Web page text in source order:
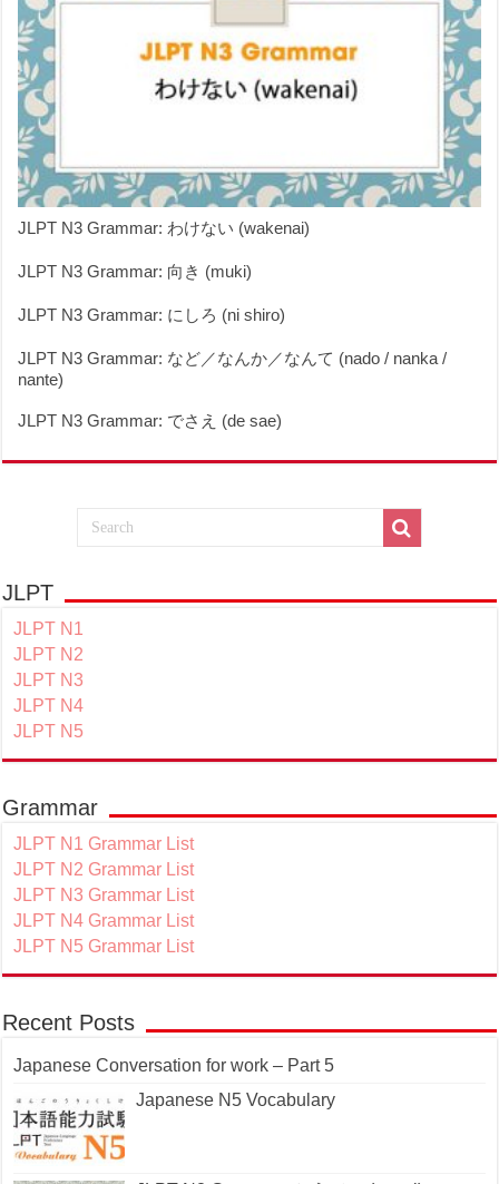
JLPT N3 Grammar: わけない (wakenai)
JLPT N3 Grammar: 向き (muki)
JLPT N3 Grammar: にしろ (ni shiro)
JLPT N3 Grammar: など／なんか／なんて (nado / nanka /
nante)
JLPT N3 Grammar: でさえ (de sae)
JLPT
JLPT N1
JLPT N2
JLPT N3
JLPT N4
JLPT N5
Grammar
JLPT N1 Grammar List
JLPT N2 Grammar List
JLPT N3 Grammar List
JLPT N4 Grammar List
JLPT N5 Grammar List
Recent Posts
Japanese Conversation for work – Part 5
Japanese N5 Vocabulary